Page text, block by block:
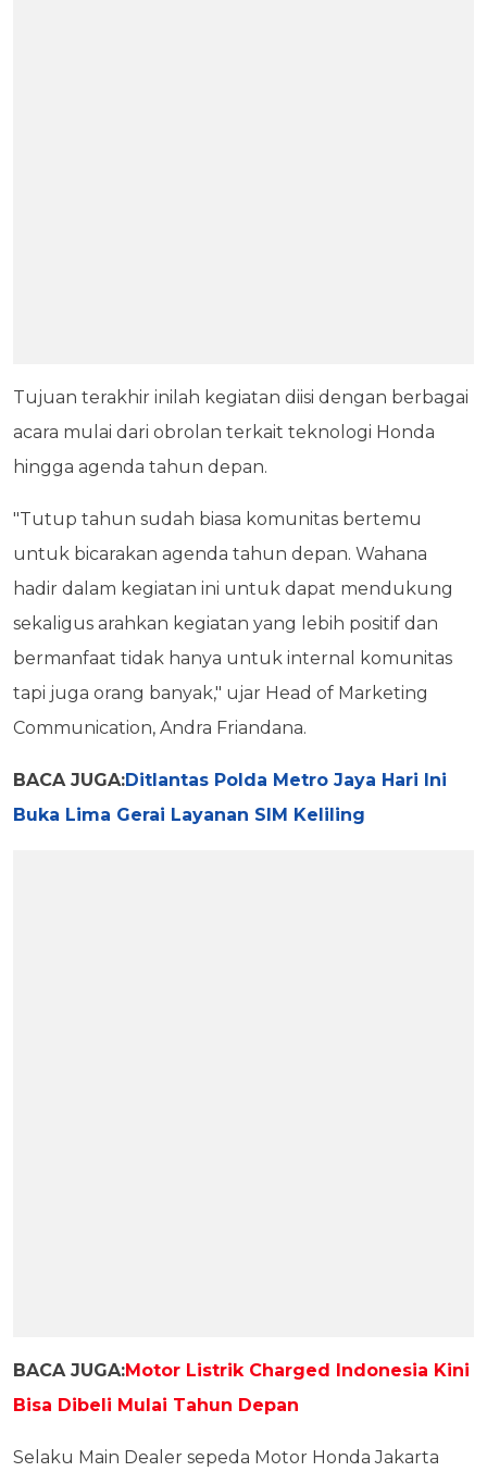
Tujuan terakhir inilah kegiatan diisi dengan berbagai
acara mulai dari obrolan terkait teknologi Honda
hingga agenda tahun depan.
"Tutup tahun sudah biasa komunitas bertemu
untuk bicarakan agenda tahun depan. Wahana
hadir dalam kegiatan ini untuk dapat mendukung
sekaligus arahkan kegiatan yang lebih positif dan
bermanfaat tidak hanya untuk internal komunitas
tapi juga orang banyak," ujar Head of Marketing
Communication, Andra Friandana.
BACA JUGA:Ditlantas Polda Metro Jaya Hari Ini
Buka Lima Gerai Layanan SIM Keliling
BACA JUGA:Motor Listrik Charged Indonesia Kini
Bisa Dibeli Mulai Tahun Depan
Selaku Main Dealer sepeda Motor Honda Jakarta